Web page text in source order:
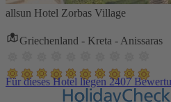
allsun Hotel Zorbas Village
Griechenland - Kreta - Anissaras
Für dieses Hotel liegen 2407